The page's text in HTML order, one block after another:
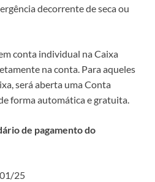
decorrente de seca ou
conta individual na Caixa
na conta. Para aqueles
será aberta uma Conta
forma automática e gratuita.
de pagamento do
25